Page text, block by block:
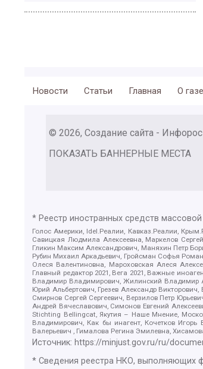
Новости Статьи Главная О
© 2026, Создание сайта - Инфорос
ПОКАЗАТЬ БАННЕРНЫЕ МЕСТА
* Реестр иностранных средств
Голос Америки, Idel.Реалии, Кавказ.Реалии,
Савицкая Людмила Алексеевна, Маркелов
Гликин Максим Александрович, Маняхин Петр
Рубин Михаил Аркадьевич, Гройсман Софья
Олеся Валентиновна, Мароховская Алеся
Главный редактор 2021, Вега 2021, Важные
Владимир Владимирович, Жилинский Владимир
Юрий Альбертович, Грезев Александр
Смирнов Сергей Сергеевич, Верзилов Петр
Андрей Вячеславович, Симонов Евгений
Stichting Bellingcat, Якутия – Наше Мнение,
Владимирович, Как бы инагент, Кочетков Игорь
Валерьевич , Гималова Регина Эмилевна,
Источник: https://minjust.gov.ru/ru/
* Сведения реестра НКО, выполняющих